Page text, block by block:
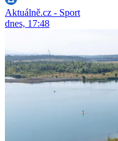
Aktuálně.cz - Sport
dnes, 17:48